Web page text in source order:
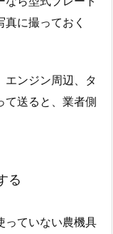
に撮っておく
エンジン周辺、タ
て送ると、業者側
る
っていない農機具